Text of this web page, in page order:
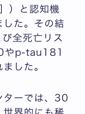
）と認知機
した。その結
全死亡リス
やp-tau181
した。
ターでは、30